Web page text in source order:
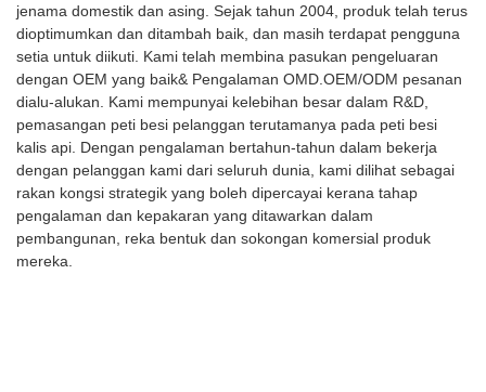
jenama domestik dan asing. Sejak tahun 2004, produk telah terus
dioptimumkan dan ditambah baik, dan masih terdapat pengguna
setia untuk diikuti. Kami telah membina pasukan pengeluaran
dengan OEM yang baik& Pengalaman OMD.OEM/ODM pesanan
dialu-alukan. Kami mempunyai kelebihan besar dalam R&D,
pemasangan peti besi pelanggan terutamanya pada peti besi
kalis api. Dengan pengalaman bertahun-tahun dalam bekerja
dengan pelanggan kami dari seluruh dunia, kami dilihat sebagai
rakan kongsi strategik yang boleh dipercayai kerana tahap
pengalaman dan kepakaran yang ditawarkan dalam
pembangunan, reka bentuk dan sokongan komersial produk
mereka.